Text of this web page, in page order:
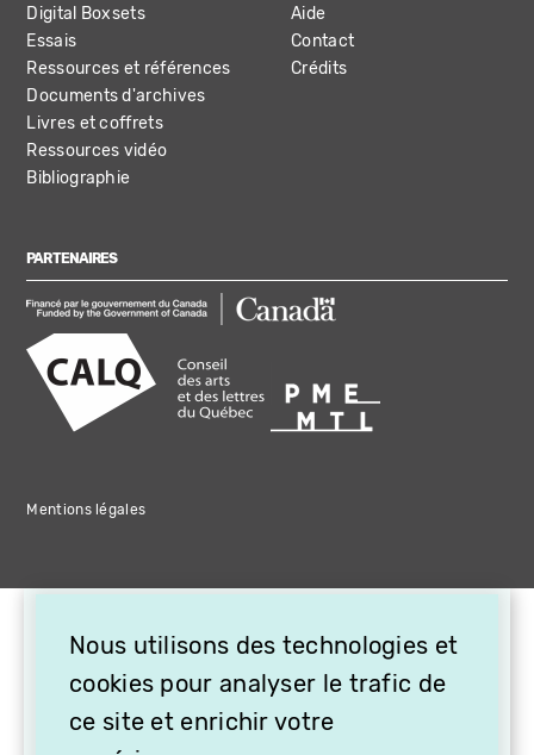
Digital Boxsets
Essais
Ressources et références
Documents d'archives
Livres et coffrets
Ressources vidéo
Bibliographie
Aide
Contact
Crédits
PARTENAIRES
Mentions légales
Nous utilisons des technologies et
cookies pour analyser le trafic de
ce site et enrichir votre